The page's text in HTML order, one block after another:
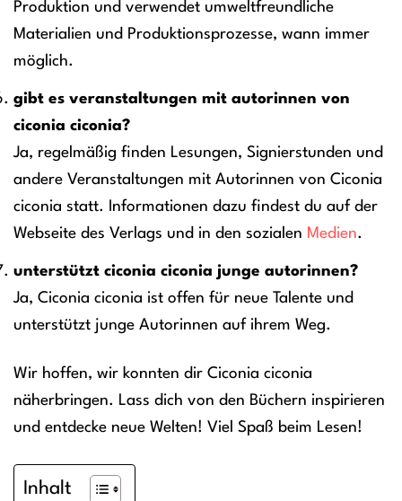
Produktion und verwendet umweltfreundliche
Materialien und Produktionsprozesse, wann immer
möglich.
gibt es veranstaltungen mit autorinnen von
ciconia ciconia?
Ja, regelmäßig finden Lesungen, Signierstunden und
andere Veranstaltungen mit Autorinnen von Ciconia
ciconia statt. Informationen dazu findest du auf der
Webseite des Verlags und in den sozialen Medien.
unterstützt ciconia ciconia junge autorinnen?
Ja, Ciconia ciconia ist offen für neue Talente und
unterstützt junge Autorinnen auf ihrem Weg.
Wir hoffen, wir konnten dir Ciconia ciconia
näherbringen. Lass dich von den Büchern inspirieren
und entdecke neue Welten! Viel Spaß beim Lesen!
Inhalt